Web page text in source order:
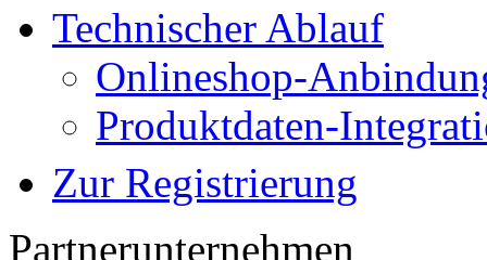
Technischer Ablauf
Onlineshop-
Produktdaten-
Zur Registrierung
Partnerunternehmen